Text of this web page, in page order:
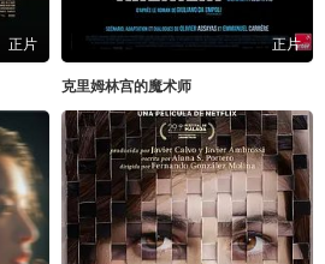
正片 正片
克里姆林宫的魔术师